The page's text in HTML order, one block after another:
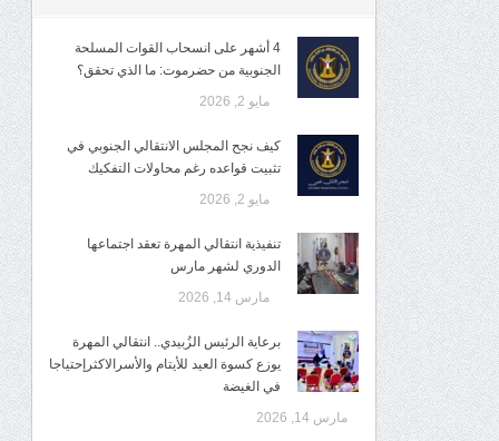
4 أشهر على انسحاب القوات المسلحة
الجنوبية من حضرموت: ما الذي تحقق؟
مايو 2, 2026
كيف نجح المجلس الانتقالي الجنوبي في
تثبيت قواعده رغم محاولات التفكيك
مايو 2, 2026
تنفيذية انتقالي المهرة تعقد اجتماعها
الدوري لشهر مارس
مارس 14, 2026
برعاية الرئيس الزُبيدي.. انتقالي المهرة
يوزع كسوة العيد للأيتام والأسرالاكثرإحتياجا
في الغيضة
مارس 14, 2026